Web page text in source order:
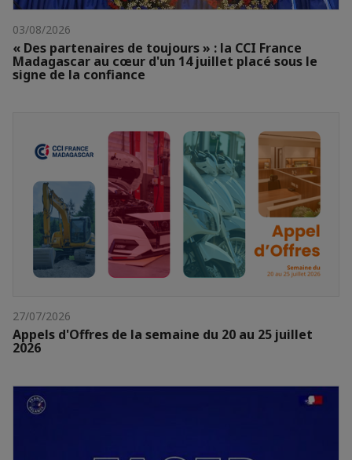
03/08/2026
« Des partenaires de toujours » : la CCI France
Madagascar au cœur d'un 14 juillet placé sous le
signe de la confiance
27/07/2026
Appels d'Offres de la semaine du 20 au 25 juillet
2026